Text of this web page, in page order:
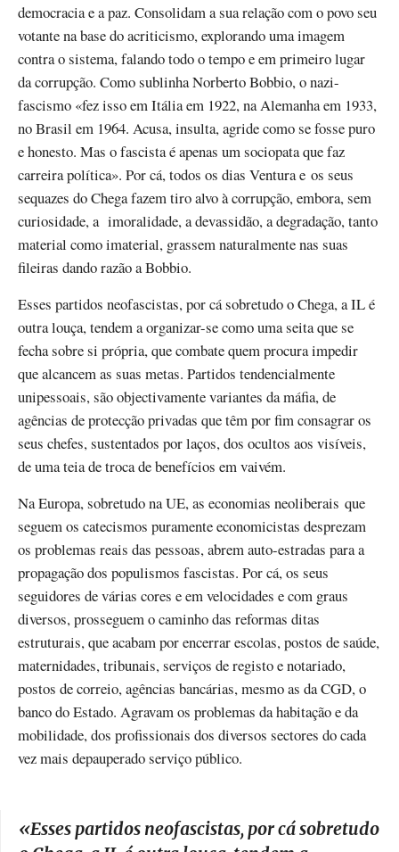
democracia e a paz. Consolidam a sua relação com o povo seu
votante na base do acriticismo, explorando uma imagem
contra o sistema, falando todo o tempo e em primeiro lugar
da corrupção. Como sublinha Norberto Bobbio, o nazi-
fascismo «fez isso em Itália em 1922, na Alemanha em 1933,
no Brasil em 1964. Acusa, insulta, agride como se fosse puro
e honesto. Mas o fascista é apenas um sociopata que faz
carreira política». Por cá, todos os dias Ventura e os seus
sequazes do Chega fazem tiro alvo à corrupção, embora, sem
curiosidade, a imoralidade, a devassidão, a degradação, tanto
material como imaterial, grassem naturalmente nas suas
fileiras dando razão a Bobbio.
Esses partidos neofascistas, por cá sobretudo o Chega, a IL é
outra louça, tendem a organizar-se como uma seita que se
fecha sobre si própria, que combate quem procura impedir
que alcancem as suas metas. Partidos tendencialmente
unipessoais, são objectivamente variantes da máfia, de
agências de protecção privadas que têm por fim consagrar os
seus chefes, sustentados por laços, dos ocultos aos visíveis,
de uma teia de troca de benefícios em vaivém.
Na Europa, sobretudo na UE, as economias neoliberais que
seguem os catecismos puramente economicistas desprezam
os problemas reais das pessoas, abrem auto-estradas para a
propagação dos populismos fascistas. Por cá, os seus
seguidores de várias cores e em velocidades e com graus
diversos, prosseguem o caminho das reformas ditas
estruturais, que acabam por encerrar escolas, postos de saúde,
maternidades, tribunais, serviços de registo e notariado,
postos de correio, agências bancárias, mesmo as da CGD, o
banco do Estado. Agravam os problemas da habitação e da
mobilidade, dos profissionais dos diversos sectores do cada
vez mais depauperado serviço público.
«Esses partidos neofascistas, por cá sobretudo